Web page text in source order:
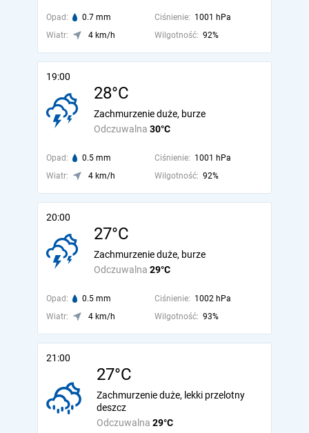
Opad: 0.7 mm Ciśnienie: 1001 hPa
Wiatr:
4 km/h Wilgotność: 92%
19:00
28°C
Odczuwalna 30°C
Zachmurzenie duże, burze
Opad: 0.5 mm Ciśnienie: 1001 hPa
Wiatr:
4 km/h Wilgotność: 92%
20:00
27°C
Odczuwalna 29°C
Zachmurzenie duże, burze
Opad: 0.5 mm Ciśnienie: 1002 hPa
Wiatr:
4 km/h Wilgotność: 93%
21:00
27°C
Odczuwalna 29°C
Zachmurzenie duże, lekki przelotny
deszcz